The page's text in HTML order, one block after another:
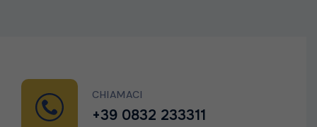
CHIAMACI
+39 0832 233311